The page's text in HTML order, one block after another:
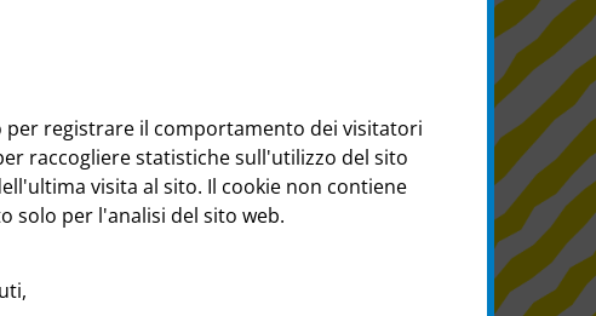
Social Media
per registrare il comportamento dei visitatori
raccogliere statistiche sull'utilizzo del sito
visita al sito. Il cookie non contiene
solo per l'analisi del sito web.